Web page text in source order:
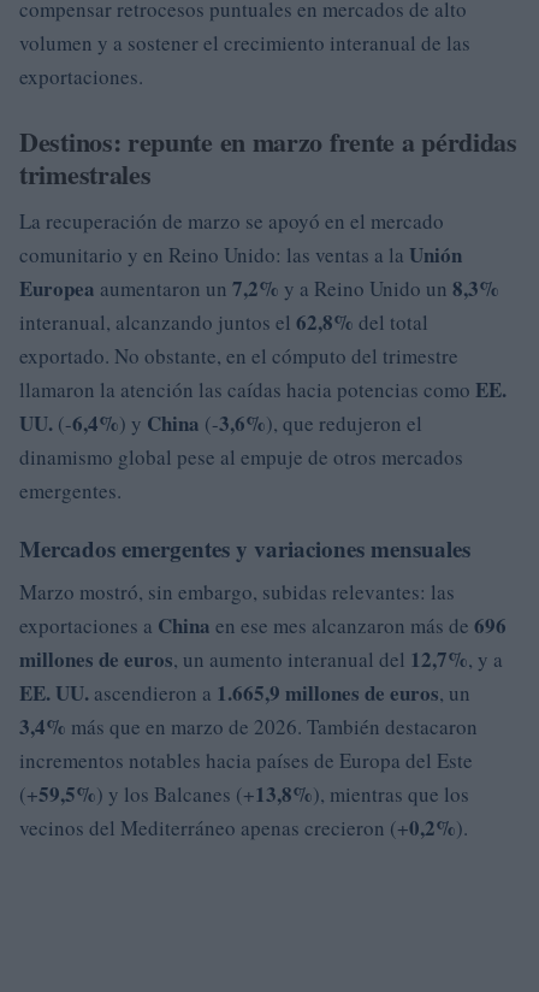
compensar retrocesos puntuales en mercados de alto
volumen y a sostener el crecimiento interanual de las
exportaciones.
Destinos: repunte en marzo frente a pérdidas
trimestrales
La recuperación de marzo se apoyó en el mercado
comunitario y en Reino Unido: las ventas a la Unión
Europea aumentaron un 7,2% y a Reino Unido un 8,3%
interanual, alcanzando juntos el 62,8% del total
exportado. No obstante, en el cómputo del trimestre
llamaron la atención las caídas hacia potencias como EE.
UU. (-6,4%) y China (-3,6%), que redujeron el
dinamismo global pese al empuje de otros mercados
emergentes.
Mercados emergentes y variaciones mensuales
Marzo mostró, sin embargo, subidas relevantes: las
exportaciones a China en ese mes alcanzaron más de 696
millones de euros, un aumento interanual del 12,7%, y a
EE. UU. ascendieron a 1.665,9 millones de euros, un
3,4% más que en marzo de 2026. También destacaron
incrementos notables hacia países de Europa del Este
(+59,5%) y los Balcanes (+13,8%), mientras que los
vecinos del Mediterráneo apenas crecieron (+0,2%).